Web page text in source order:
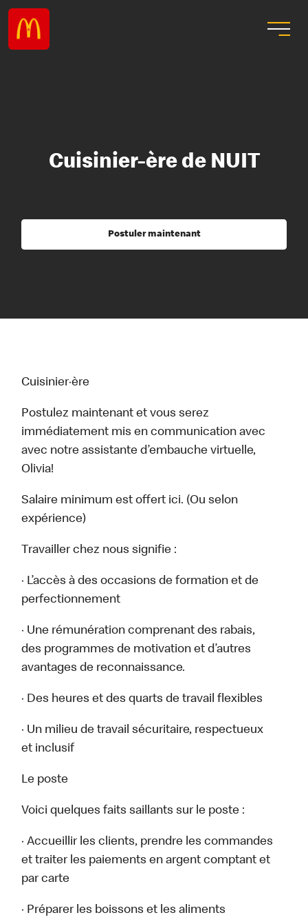
Cuisinier-ère de NUIT
Postuler maintenant
Cuisinier·ère
Postulez maintenant et vous serez
immédiatement mis en communication avec
avec notre assistante d’embauche virtuelle,
Olivia!
Salaire minimum est offert ici. (Ou selon
expérience)
Travailler chez nous signifie :
· L’accès à des occasions de formation et de
perfectionnement
· Une rémunération comprenant des rabais,
des programmes de motivation et d’autres
avantages de reconnaissance.
· Des heures et des quarts de travail flexibles
· Un milieu de travail sécuritaire, respectueux
et inclusif
Le poste
Voici quelques faits saillants sur le poste :
· Accueillir les clients, prendre les commandes
et traiter les paiements en argent comptant et
par carte
· Préparer les boissons et les aliments